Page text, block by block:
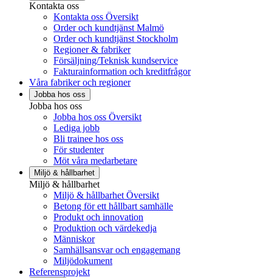
Kontakta oss
Kontakta oss Översikt
Order och kundtjänst Malmö
Order och kundtjänst Stockholm
Regioner & fabriker
Försäljning/Teknisk kundservice
Fakturainformation och kreditfrågor
Våra fabriker och regioner
Jobba hos oss
Jobba hos oss
Jobba hos oss Översikt
Lediga jobb
Bli trainee hos oss
För studenter
Möt våra medarbetare
Miljö & hållbarhet
Miljö & hållbarhet
Miljö & hållbarhet Översikt
Betong för ett hållbart samhälle
Produkt och innovation
Produktion och värdekedja
Människor
Samhällsansvar och engagemang
Miljödokument
Referensprojekt